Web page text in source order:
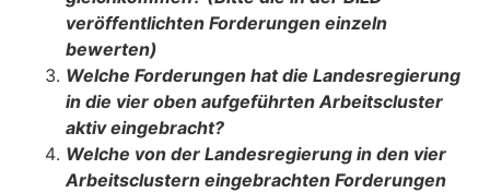
veröffentlichten Forderungen einzeln
bewerten)
Welche Forderungen hat die Landesregierung
in die vier oben aufgeführten Ar­beitscluster
aktiv eingebracht?
Welche von der Landesregierung in den vier
Arbeitsclustern eingebrachten Forde­rungen